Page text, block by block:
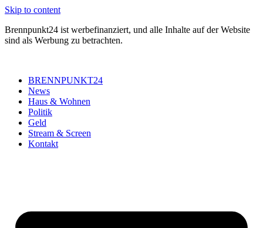
Skip to content
Brennpunkt24 ist werbefinanziert, und alle Inhalte auf der Website
sind als Werbung zu betrachten.
BRENNPUNKT24
News
Haus & Wohnen
Politik
Geld
Stream & Screen
Kontakt